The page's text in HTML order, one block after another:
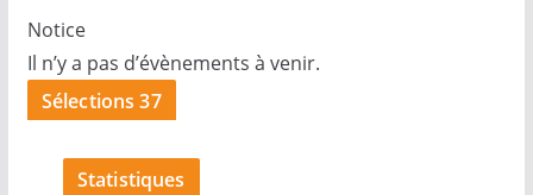
Notice
Il n’y a pas d’évènements à venir.
Sélections 37
Statistiques